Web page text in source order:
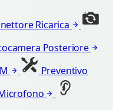
Ricarica
Posteriore
Preventivo